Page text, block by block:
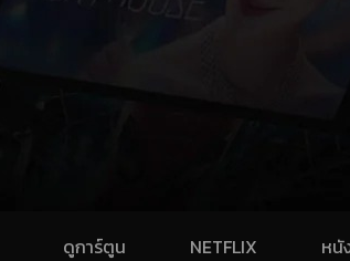
ดูการ์ตูน NETFLIX หนั